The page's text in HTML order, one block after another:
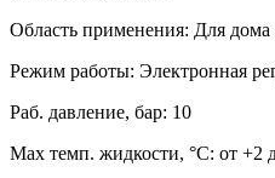
Область применения: Для дома
Режим работы: Электронная
Раб. давление, бар: 10
Max темп. жидкости, °С: от +2